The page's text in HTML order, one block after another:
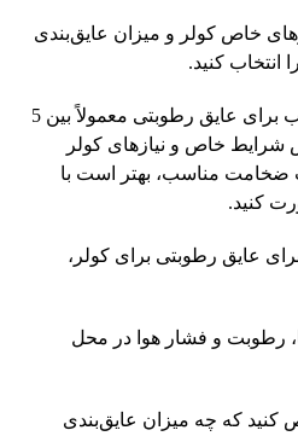
خاص کولر و میزان عایق‌بندی
انتخاب کنید.
به طور کلی، ضخامت مناسب برای عایق رطوبتی معمولاً بین 5
شرایط خاص و نیازهای کولر
ضخامت مناسب، بهتر است با
کنید.
عایق رطوبتی برای کولر،
رطوبت و فشار هوا در محل
کنید که چه میزان عایق‌بندی